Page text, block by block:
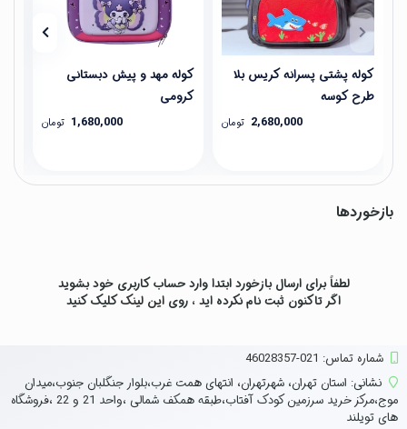
کوله پشتی پسرانه کریس بلا
طرح کوسه
2,680,000 تومان
کوله مهد و پیش دبستانی
کرومی
1,680,000 تومان
بازخوردها
لطفاً برای ارسال بازخورد ابتدا وارد حساب کاربری خود بشوید
اگر تاکنون ثبت نام نکرده اید ، روی این لینککلیک کنید
شماره تماس‌: 021-46028357
نشانی: استان تهران، شهرتهران، انتهای همت غرب،بلوار جنگلبان جنوب،میدان
موج،مرکز خرید سرزمین کودک آفتاب،طبقه همکف شمالی ،واحد 21 و 22 ،فروشگاه
های تویلند